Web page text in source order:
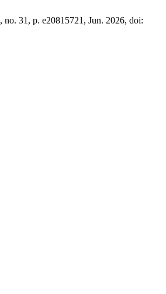
, no. 31, p. e20815721, Jun. 2026, doi: